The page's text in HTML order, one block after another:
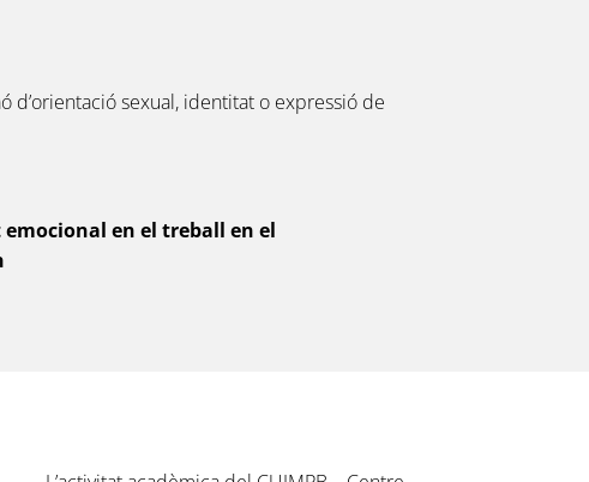
d’orientació sexual, identitat o expressió de
en el treball en el